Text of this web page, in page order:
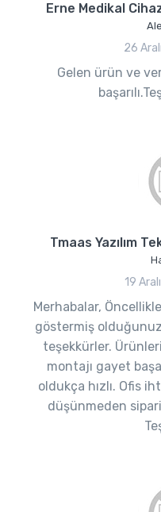
Erne Medikal
26
Gelen ürün ve
Tmaas Yazılım
19
Merhabalar,
göstermiş
teşekkürler.
montajı gayet
oldukça hızlı. Ofis
düşünmeden